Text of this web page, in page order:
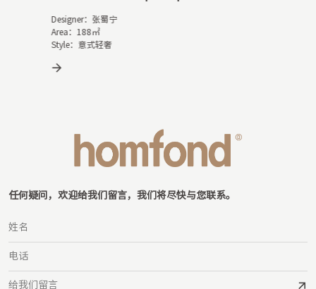
Designer：张蜀宁
Area：188㎡
Style：意式轻奢
任何疑问，欢迎给我们留言，我们将尽快与您联系。